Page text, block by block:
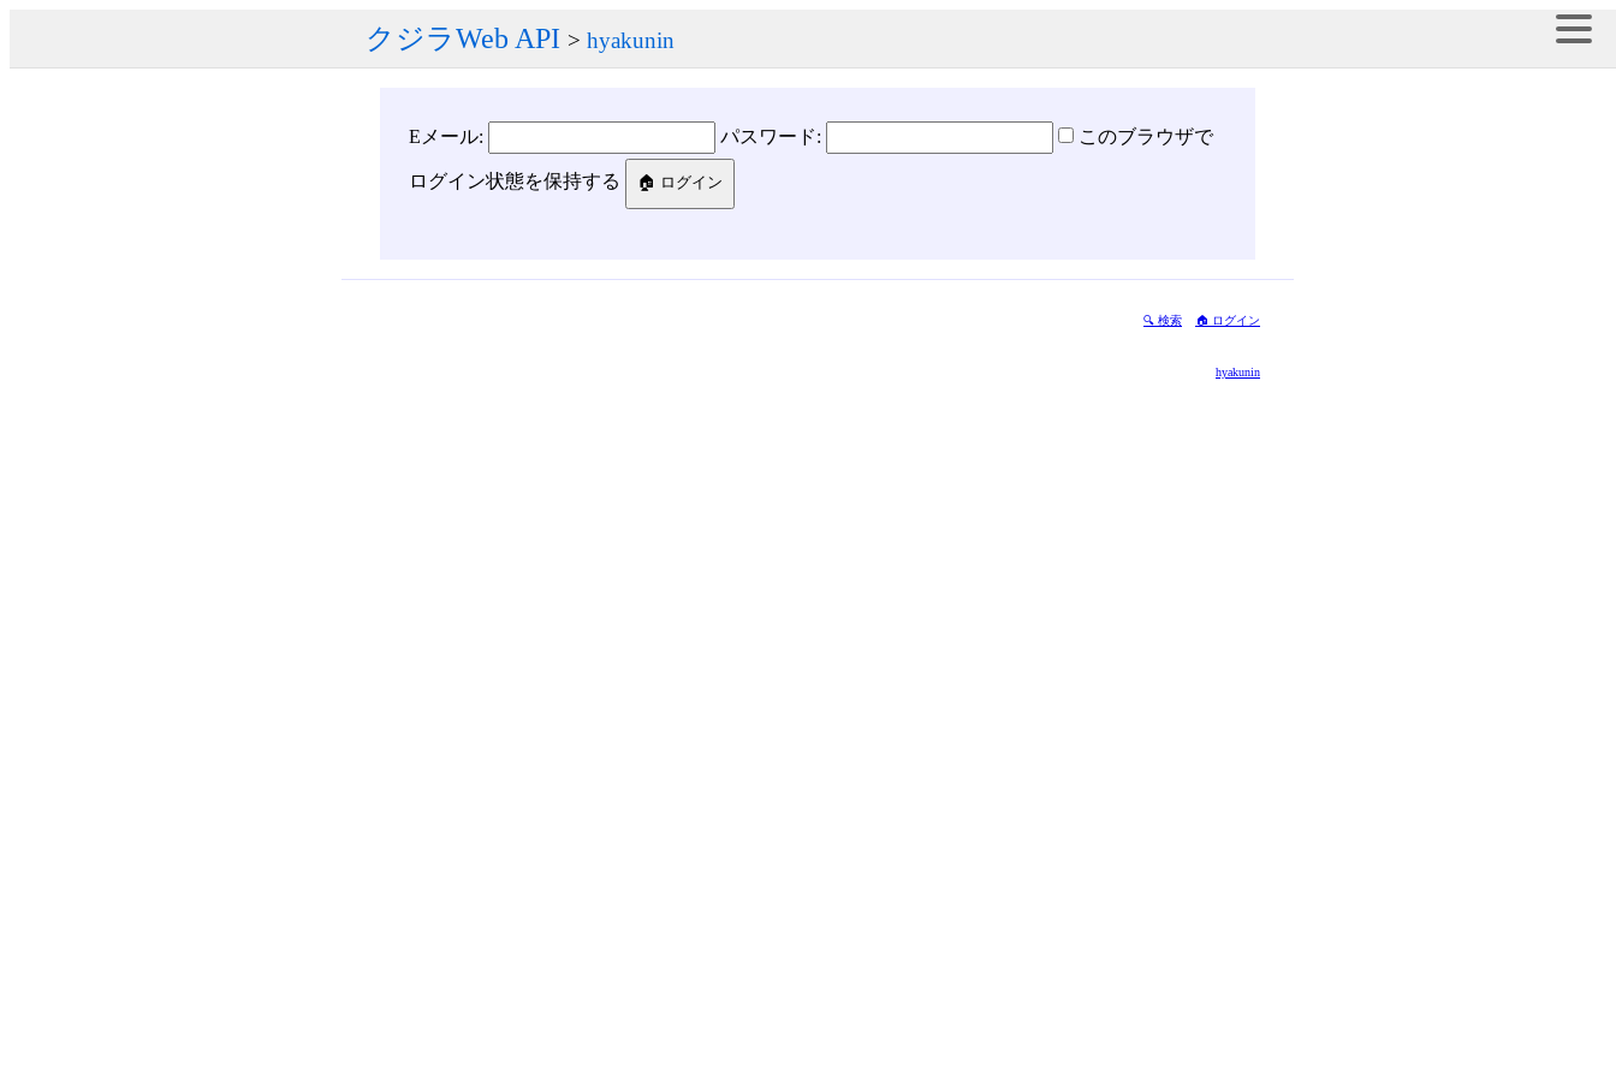
クジラWeb API > hyakunin
Eメール: パスワード: このブラウザで
ログイン状態を保持する
🔍 検索 🏠 ログイン
hyakunin